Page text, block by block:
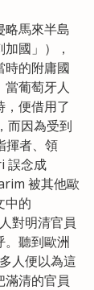
略馬來半島
國」），
時的附庸國
當葡萄牙人
，便借用了
而因為受到
揮者、領
誤念成
被其他歐
的
對明清官員
。聽到歐洲
人便以為這
清的官員